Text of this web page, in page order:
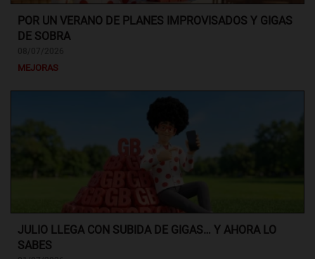
POR UN VERANO DE PLANES IMPROVISADOS Y GIGAS
DE SOBRA
MEJORAS
JULIO LLEGA CON SUBIDA DE GIGAS… Y AHORA LO
SABES